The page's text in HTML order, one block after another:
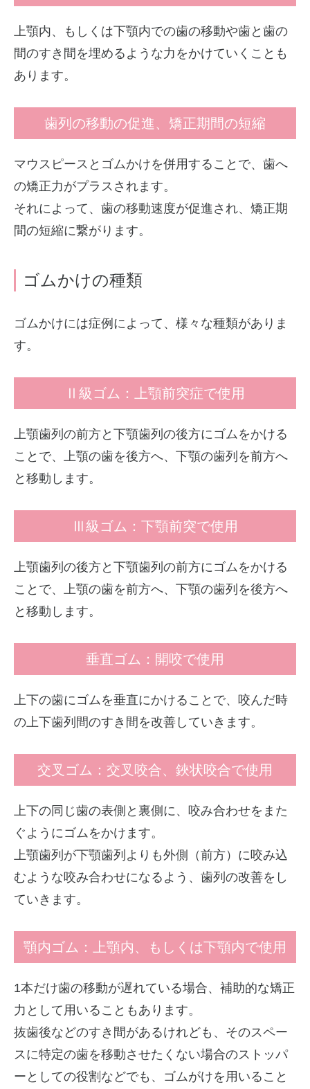
上顎内、もしくは下顎内での歯の移動や歯と歯の
間のすき間を埋めるような力をかけていくことも
あります。
歯列の移動の促進、矯正期間の短縮
マウスピースとゴムかけを併用することで、歯へ
の矯正力がプラスされます。
それによって、歯の移動速度が促進され、矯正期
間の短縮に繋がります。
ゴムかけの種類
ゴムかけには症例によって、様々な種類がありま
す。
Ⅱ級ゴム：上顎前突症で使用
上顎歯列の前方と下顎歯列の後方にゴムをかける
ことで、上顎の歯を後方へ、下顎の歯列を前方へ
と移動します。
Ⅲ級ゴム：下顎前突で使用
上顎歯列の後方と下顎歯列の前方にゴムをかける
ことで、上顎の歯を前方へ、下顎の歯列を後方へ
と移動します。
垂直ゴム：開咬で使用
上下の歯にゴムを垂直にかけることで、咬んだ時
の上下歯列間のすき間を改善していきます。
交叉ゴム：交叉咬合、鋏状咬合で使用
上下の同じ歯の表側と裏側に、咬み合わせをまた
ぐようにゴムをかけます。
上顎歯列が下顎歯列よりも外側（前方）に咬み込
むような咬み合わせになるよう、歯列の改善をし
ていきます。
顎内ゴム：上顎内、もしくは下顎内で使用
1本だけ歯の移動が遅れている場合、補助的な矯正
力として用いることもあります。
抜歯後などのすき間があるけれども、そのスペー
スに特定の歯を移動させたくない場合のストッパ
ーとしての役割などでも、ゴムがけを用いること